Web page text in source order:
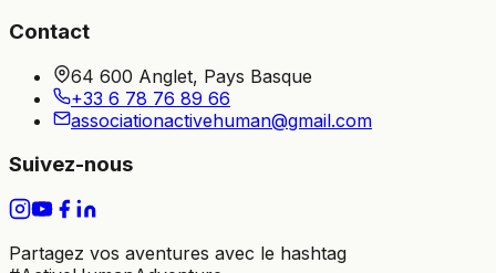
Contact
64 600 Anglet, Pays Basque
+33 6 78 76 89 66
associationactivehuman@gmail.com
Suivez-nous
Partagez vos aventures avec le hashtag